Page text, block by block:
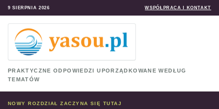
9 SIERPNIA 2026 WSPÓŁPRACA I KONTAKT
PRAKTYCZNE ODPOWIEDZI UPORZĄDKOWANE WEDŁUG
TEMATÓW
NOWY ROZDZIAŁ ZACZYNA SIĘ TUTAJ